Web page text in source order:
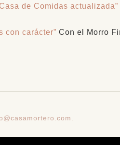
de Comidas actualizada”
con carácter” Con el Morro